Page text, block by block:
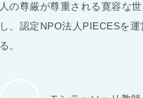
人の尊厳が尊重される寛容な
し、認定NPO法人PIECESを運
る。